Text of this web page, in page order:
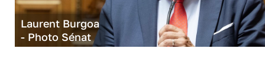
Laurent Burgoa
- Photo Sénat